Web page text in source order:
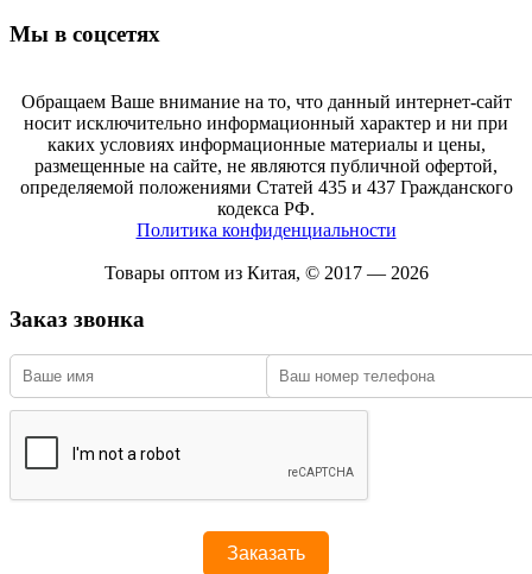
Мы в соцсетях
Обращаем Ваше внимание на то, что данный интернет-сайт
носит исключительно информационный характер и ни при
каких условиях информационные материалы и цены,
размещенные на сайте, не являются публичной офертой,
определяемой положениями Статей 435 и 437 Гражданского
кодекса РФ.
Политика конфиденциальности
Товары оптом из Китая, © 2017 — 2026
Заказ звонка